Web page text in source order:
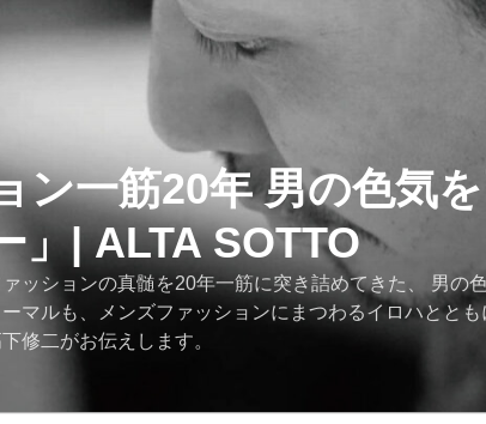
ン一筋20年 男の色気
」| ALTA SOTTO
ッションの真髄を20年一筋に突き詰めてきた、 男の
マルも、メンズファッションにまつわるイロハとと
修二がお伝えします。